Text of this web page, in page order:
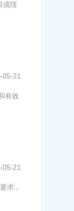
成绩
05-21
有效
05-21
求，